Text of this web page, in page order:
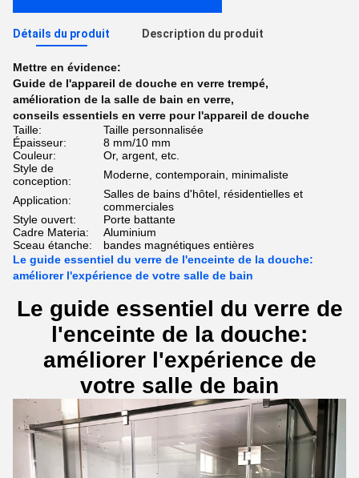
Détails du produit Description du produit
Mettre en évidence:
Guide de l'appareil de douche en verre trempé,
amélioration de la salle de bain en verre,
conseils essentiels en verre pour l'appareil de douche
Taille:
Taille personnalisée
Épaisseur:
8 mm/10 mm
Couleur:
Or, argent, etc.
Style de
conception:
Moderne, contemporain, minimaliste
Application:
Salles de bains d'hôtel, résidentielles et
commerciales
Style ouvert:
Porte battante
Cadre Materia:
Aluminium
Sceau étanche:
bandes magnétiques entières
Le guide essentiel du verre de l'enceinte de la douche:
améliorer l'expérience de votre salle de bain
Le guide essentiel du verre de
l'enceinte de la douche:
améliorer l'expérience de
votre salle de bain